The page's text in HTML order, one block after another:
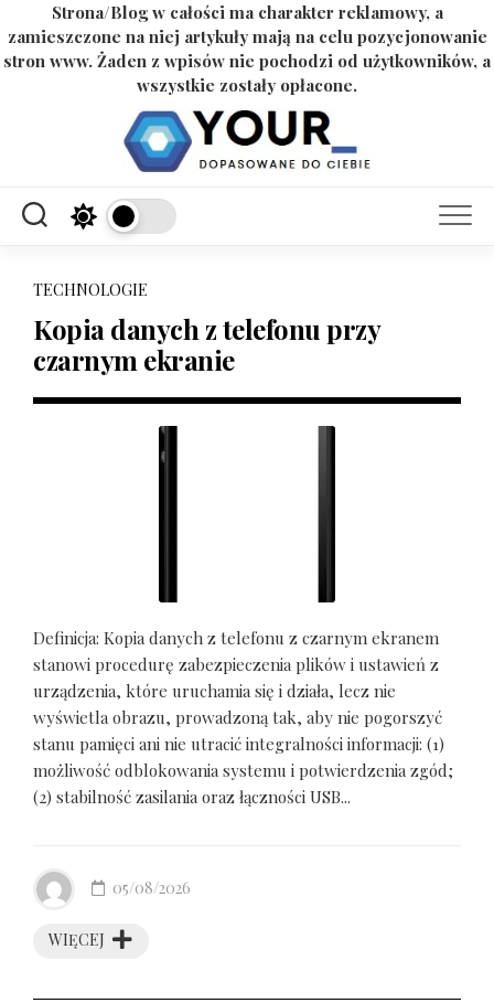
Strona/Blog w całości ma charakter reklamowy, a
zamieszczone na niej artykuły mają na celu pozycjonowanie
stron www. Żaden z wpisów nie pochodzi od użytkowników, a
wszystkie zostały opłacone.
TECHNOLOGIE
Kopia danych z telefonu przy
czarnym ekranie
Definicja: Kopia danych z telefonu z czarnym ekranem
stanowi procedurę zabezpieczenia plików i ustawień z
urządzenia, które uruchamia się i działa, lecz nie
wyświetla obrazu, prowadzoną tak, aby nie pogorszyć
stanu pamięci ani nie utracić integralności informacji: (1)
możliwość odblokowania systemu i potwierdzenia zgód;
(2) stabilność zasilania oraz łączności USB...
WIĘCEJ
05/08/2026